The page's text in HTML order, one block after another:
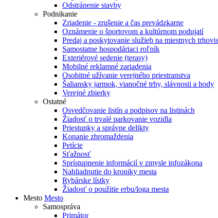
Odstránenie stavby
Podnikanie
Zriadenie - zrušenie a čas prevádzkarne
Oznámenie o športovom a kultúrnom podujatí
Predaj a poskytovanie služieb na miestnych
Samostatne hospodáriaci roľník
Exteriérové sedenie (terasy)
Mobilné reklamné zariadenia
Osobitné užívanie verejného priestranstva
Šaliansky jarmok, vianočné trhy, slávnosti a hody
Verejné zbierky
Ostatné
Osvedčovanie listín a podpisov na listinách
Žiadosť o trvalé parkovanie vozidla
Priestupky a správne delikty
Konanie zhromaždenia
Petície
Sťažnosť
Sprístupnenie informácií v zmysle infozákona
Nahliadnutie do kroniky mesta
Rybárske lístky
Žiadosť o použitie erbu/loga mesta
Mesto Mesto
Samospráva
Primátor